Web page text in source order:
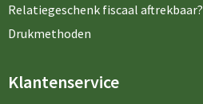
Relatiegeschenk fiscaal aftrekbaar?
Drukmethoden
Klantenservice